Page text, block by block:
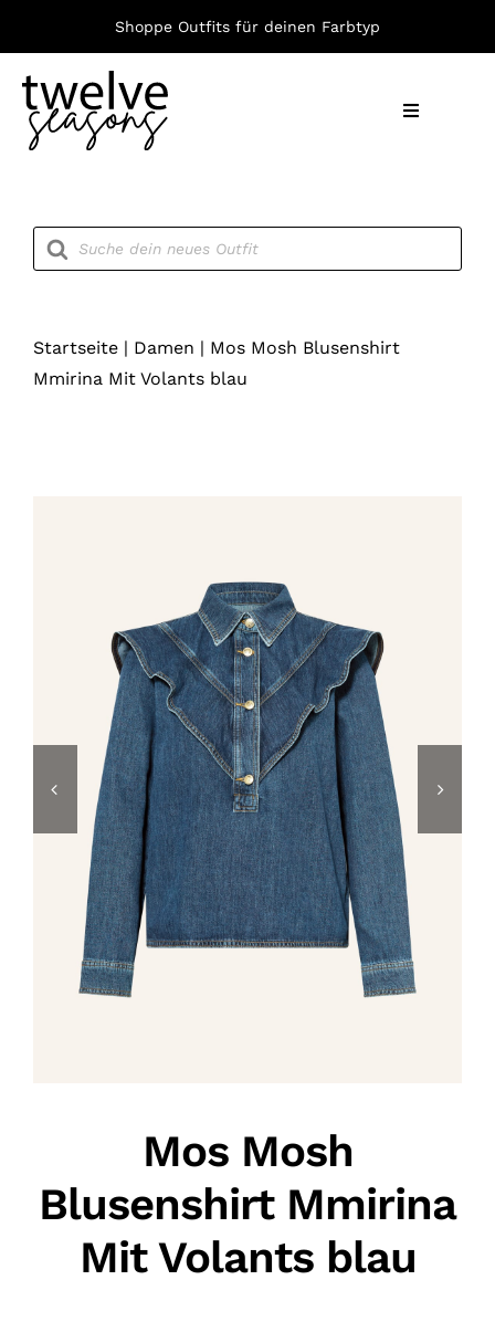
springen
Shoppe Outfits für deinen Farbtyp
Toggle
Products
search
Startseite| Damen | Mos Mosh Blusenshirt
Mmirina Mit Volants blau
Mos Mosh
Blusenshirt Mmirina
Mit Volants blau